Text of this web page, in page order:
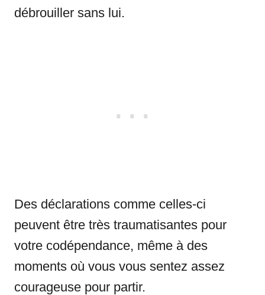
débrouiller sans lui.
Des déclarations comme celles-ci
peuvent être très traumatisantes pour
votre codépendance, même à des
moments où vous vous sentez assez
courageuse pour partir.